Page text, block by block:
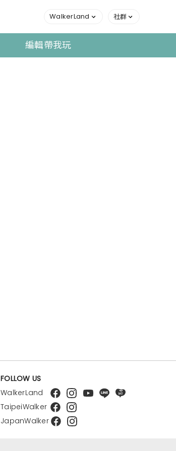
WalkerLand 社群
編輯帶我玩
FOLLOW US
WalkerLand
TaipeiWalker
JapanWalker